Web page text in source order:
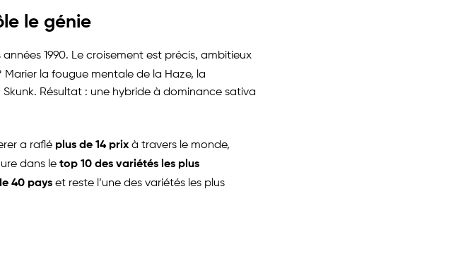
le génie
1990. Le croisement est précis, ambitieux
Marier la fougue mentale de la Haze, la
Résultat : une hybride à dominance sativa
a raflé plus de 14 prixà travers le monde,
dans le top 10 des variétés les plus
40 payset reste l’une des variétés les plus